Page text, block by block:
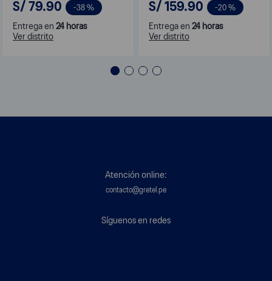
S/ 79.90 -38 %
Entrega en 24 horas
Ver distrito
S/ 159.90 -20 %
Entrega en 24 horas
Ver distrito
Atención online:
contacto@gretel.pe
Síguenos en redes